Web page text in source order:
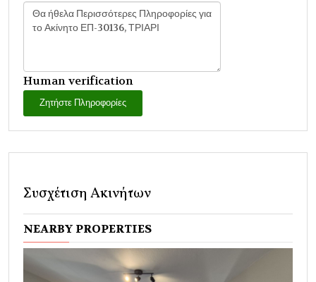
Human verification
Ζητήστε Πληροφορίες
Συσχέτιση Ακινήτων
NEARBY PROPERTIES